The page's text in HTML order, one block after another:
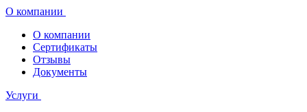
О компании
О компании
Сертификаты
Отзывы
Документы
Услуги